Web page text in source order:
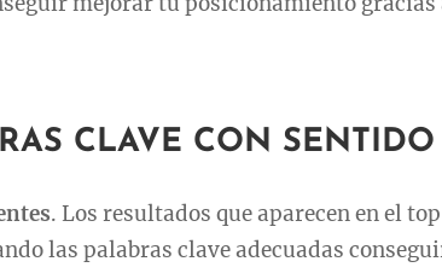
CLAVE CON SENTIDO
. Los resultados que aparecen en el
las palabras clave adecuadas